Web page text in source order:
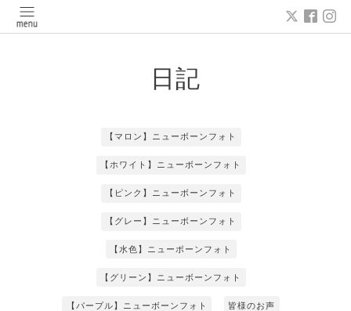
日記
【マロン】ニューボーンフォト
【ホワイト】ニューボーンフォト
【ピンク】ニューボーンフォト
【グレー】ニューボーンフォト
【水色】ニューボーンフォト
【グリーン】ニューボーンフォト
【パープル】ニューボーンフォト 皆様のお声